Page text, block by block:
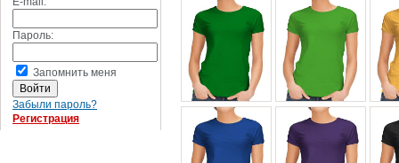
Пароль:
Запомнить меня
Забыли пароль?
Регистрация